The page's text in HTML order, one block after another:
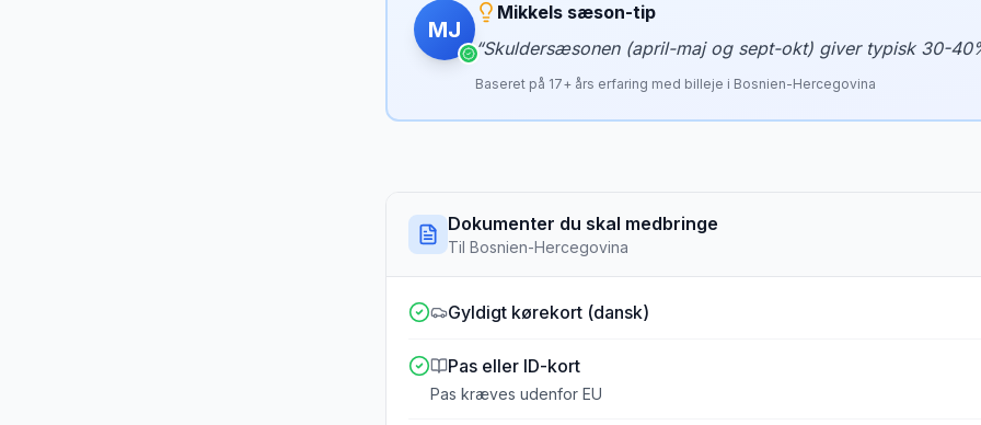
MJ
Mikkels sæson-tip
“Skuldersæsonen (april-maj og sept-okt) giver typisk 30-
Baseret på 17+ års erfaring med billeje i Bosnien-Hercegovina
Dokumenter du skal medbringe
Til Bosnien-Hercegovina
Gyldigt kørekort (dansk)
Pas eller ID-kort
Pas kræves udenfor EU